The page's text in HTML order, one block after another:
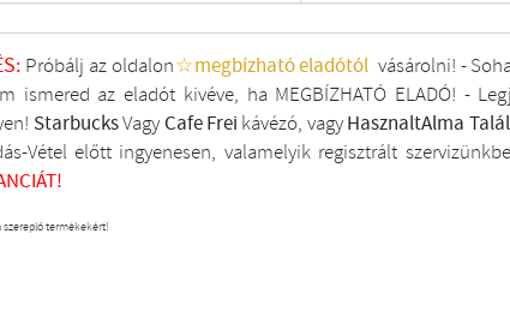
Próbálj az oldalon☆megbízható eladótól vásárolni! -
ismered az eladót kivéve, ha MEGBÍZHATÓ ELADÓ! -
StarbucksVagyCafe Frei kávézó, vagyHasznaltAlma
Vétel előtt ingyenesen, valamelyik regisztrált
szereplő termékekért!